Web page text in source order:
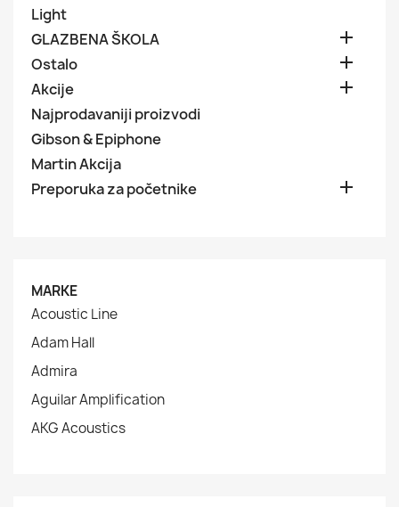
Light
GLAZBENA ŠKOLA

Ostalo 
Akcije 
Najprodavaniji proizvodi
Gibson & Epiphone
Martin Akcija
Preporuka za početnike

MARKE
Acoustic Line
Adam Hall
Admira
Aguilar Amplification
AKG Acoustics